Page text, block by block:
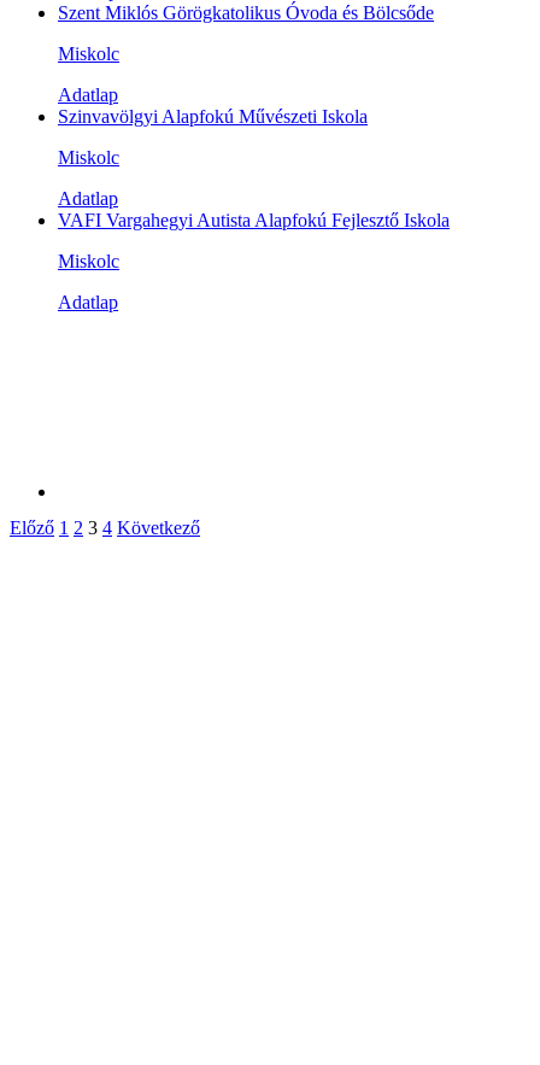
Szent Miklós Görögkatolikus Óvoda és Bölcsőde
Miskolc
Adatlap
Szinvavölgyi Alapfokú Művészeti Iskola
Miskolc
Adatlap
VAFI Vargahegyi Autista Alapfokú Fejlesztő Iskola
Miskolc
Adatlap
Előző 1 2 3 4 Következő